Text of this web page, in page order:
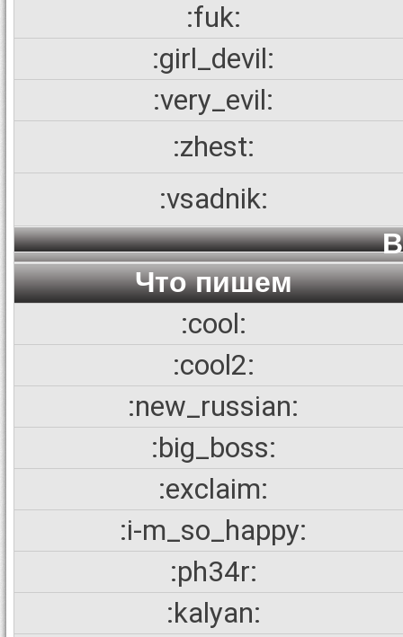
:fuk:
:girl_devil:
:very_evil:
:zhest:
:vsadnik:
Что пишем
:cool:
:cool2:
:new_russian:
:big_boss:
:exclaim:
:i-m_so_happy:
:ph34r:
:kalyan: